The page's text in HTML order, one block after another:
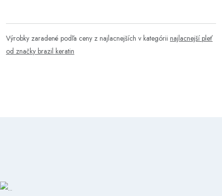
Výrobky zaradené podľa ceny z najlacnejších v kategórii najlacnejší pleť
od značky brazil keratin